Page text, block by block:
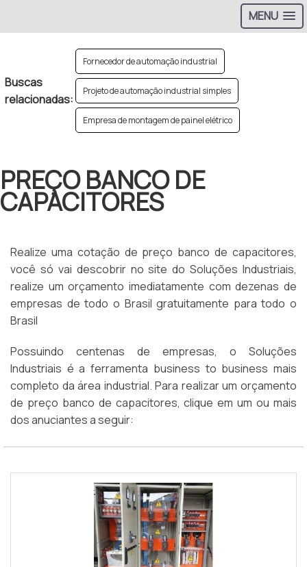
MENU
Buscas
relacionadas:
Fornecedor de automação industrial
Projeto de automação industrial simples
Empresa de montagem de painel elétrico
PREÇO BANCO DE
CAPACITORES
Realize uma cotação de preço banco de capacitores,
você só vai descobrir no site do Soluções Industriais,
realize um orçamento imediatamente com dezenas de
empresas de todo o Brasil gratuitamente para todo o
Brasil
Possuindo centenas de empresas, o Soluções
Industriais é a ferramenta business to business mais
completo da área industrial. Para realizar um orçamento
de preço banco de capacitores, clique em um ou mais
dos anuciantes a seguir: